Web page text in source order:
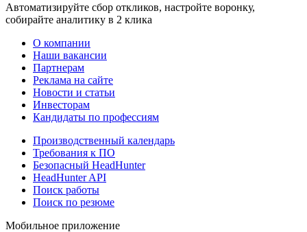
Автоматизируйте сбор откликов, настройте воронку,
собирайте аналитику в 2 клика
О компании
Наши вакансии
Партнерам
Реклама на сайте
Новости и статьи
Инвесторам
Кандидаты по профессиям
Производственный календарь
Требования к ПО
Безопасный HeadHunter
HeadHunter API
Поиск работы
Поиск по резюме
Мобильное приложение